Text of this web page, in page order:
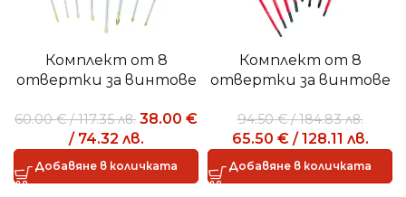
Комплект от 8
отвертки за винтове
SH8
60.00€ /117.35лв. 38.00 €
/ 74.32 лв.
Добавяне в количката
Комплект от 8
отвертки за винтове
винтове PHILLIPS®,
винтове POZIDRIV® –
SUPADRIV® – 1000 V 091
SH8
94.50€ /184.83лв.
65.50 € /128.11 лв.
Добавяне в количката